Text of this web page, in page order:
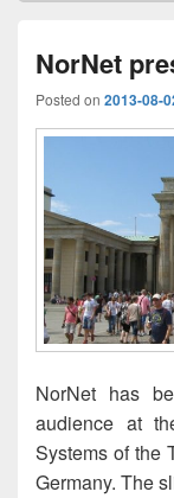
NorNet
Posted on 2013-08-
NorNet has
audience at
Systems of the
Germany. The